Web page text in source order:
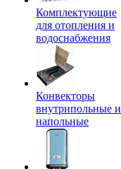
Комплектующие
для отопления и
водоснабжения
Конвекторы
внутрипольные и
напольные